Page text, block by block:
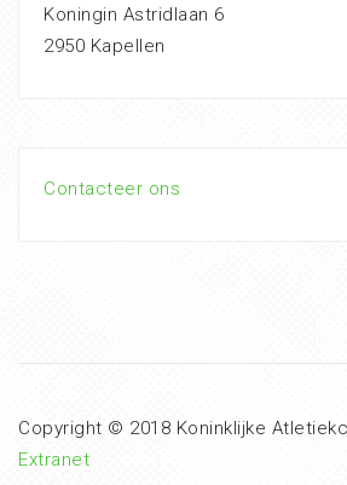
Koningin Astridlaan 6
2950 Kapellen
Contacteer ons
Copyright © 2018 Koninklijke
Extranet